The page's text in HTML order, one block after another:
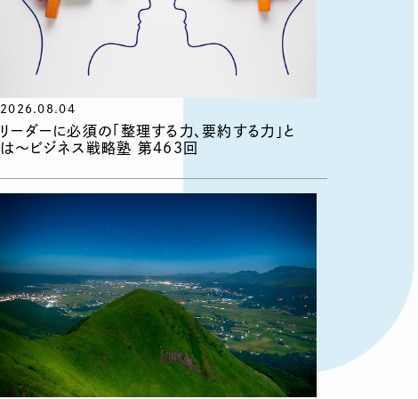
2026.08.04
リーダーに必須の「整理する力、要約する力」と
は〜ビジネス戦略塾 第463回